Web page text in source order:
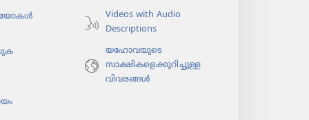
Videos with Audio
Descriptions
യഹോവയുടെ
സാക്ഷികളെക്കുറിച്ചുള്ള
വിവരങ്ങൾ